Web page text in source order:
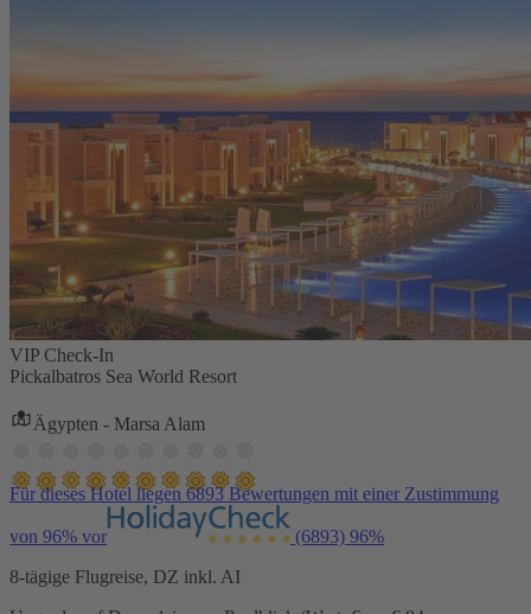
VIP Check-In
Pickalbatros Sea World Resort
Ägypten - Marsa Alam
Für dieses Hotel liegen 6893 Bewertungen mit einer Zustimmung
von 96% vor (6893) 96%
8-tägige Flugreise, DZ inkl. AI